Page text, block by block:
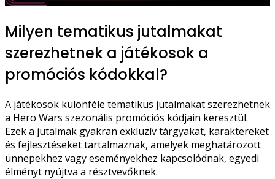
Milyen tematikus jutalmakat
szerezhetnek a játékosok a
promóciós kódokkal?
A játékosok különféle tematikus jutalmakat szerezhetnek
a Hero Wars szezonális promóciós kódjain keresztül.
Ezek a jutalmak gyakran exkluzív tárgyakat, karaktereket
és fejlesztéseket tartalmaznak, amelyek meghatározott
ünnepekhez vagy eseményekhez kapcsolódnak, egyedi
élményt nyújtva a résztvevőknek.